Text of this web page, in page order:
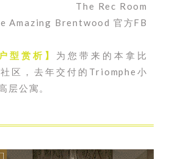
The Rec Room
Amazing Brentwood 官方FB
型赏析】 为您带来的本拿比
区，去年交付的Triomphe小
层公寓。